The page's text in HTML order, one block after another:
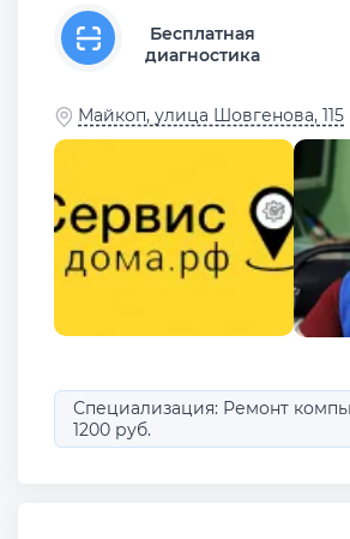
Бесплатная
диагностика
Майкоп, улица Шовгенова, 115
Специализация: Ремонт
1200 руб.